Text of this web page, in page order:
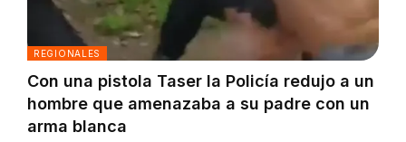
REGIONALES
Con una pistola Taser la Policía redujo a un
hombre que amenazaba a su padre con un
arma blanca